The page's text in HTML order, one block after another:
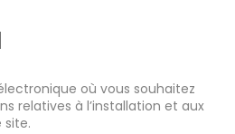
où vous souhaitez
relatives à l’installation et aux